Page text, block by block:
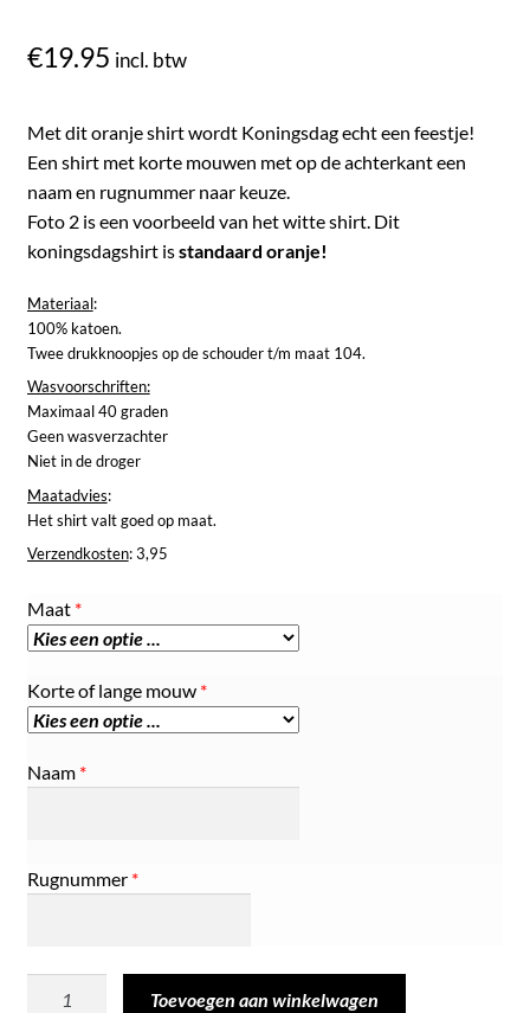
€19.95 incl. btw
Met dit oranje shirt wordt Koningsdag echt een feestje!
Een shirt met korte mouwen met op de achterkant een
naam en rugnummer naar keuze.
Foto 2 is een voorbeeld van het witte shirt. Dit
koningsdagshirt isstandaard oranje!
Materiaal:
100% katoen.
Twee drukknoopjes op de schouder t/m maat 104.
Wasvoorschriften:
Maximaal 40 graden
Geen wasverzachter
Niet in de droger
Maatadvies:
Het shirt valt goed op maat.
Verzendkosten: 3,95
Maat *
Korte of lange mouw *
Naam *
Rugnummer *
Toevoegen aan winkelwagen